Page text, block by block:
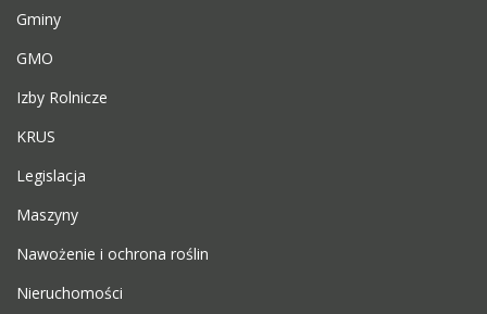
Gminy
GMO
Izby Rolnicze
KRUS
Legislacja
Maszyny
Nawożenie i ochrona roślin
Nieruchomości